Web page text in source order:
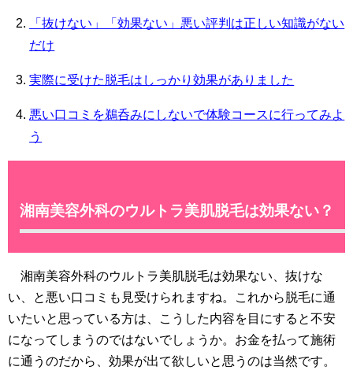
「抜けない」「効果ない」悪い評判は正しい知識がない
だけ
実際に受けた脱毛はしっかり効果がありました
悪い口コミを鵜呑みにしないで体験コースに行ってみよ
う
湘南美容外科のウルトラ美肌脱毛は効果ない？
湘南美容外科のウルトラ美肌脱毛は効果ない、抜けな
い、と悪い口コミも見受けられますね。これから脱毛に通
いたいと思っている方は、こうした内容を目にすると不安
になってしまうのではないでしょうか。お金を払って施術
に通うのだから、効果が出て欲しいと思うのは当然です。